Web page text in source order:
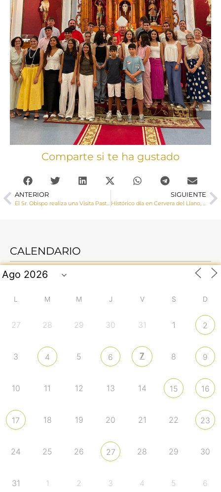
Comparte si te ha gustado
ANTERIOR SIGUIENTE
CALENDARIO
L M M J V S D
27 28 29 30 31 1 2
3 4 5 6 7 8 9
10 11 12 13 14 15 16
17 18 19 20 21 22 23
24 25 26 27 28 29 30
31 1 2 3 4 5 6